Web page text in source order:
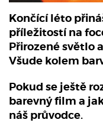
Končící léto
příležitostí na
Přirozené světlo
Všude kolem
Pokud se ještě
barevný film a
náš průvodce.